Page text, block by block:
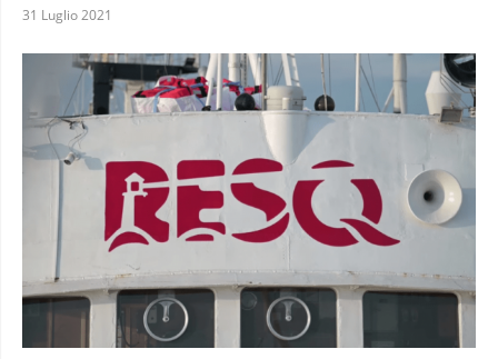
31 Luglio 2021